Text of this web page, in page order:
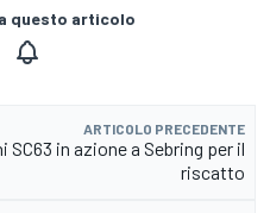
questo articolo
ARTICOLO PRECEDENTE
SC63 in azione a Sebring per il
riscatto